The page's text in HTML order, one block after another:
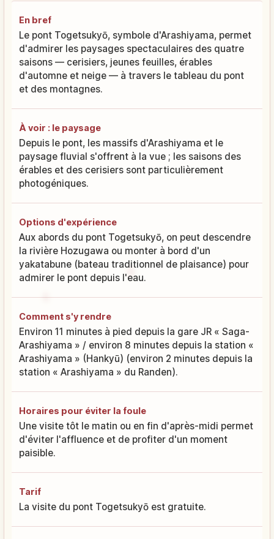
En bref
Le pont Togetsukyō, symbole d'Arashiyama, permet
d'admirer les paysages spectaculaires des quatre
saisons — cerisiers, jeunes feuilles, érables
d'automne et neige — à travers le tableau du pont
et des montagnes.
À voir : le paysage
Depuis le pont, les massifs d'Arashiyama et le
paysage fluvial s'offrent à la vue ; les saisons des
érables et des cerisiers sont particulièrement
photogéniques.
Options d'expérience
Aux abords du pont Togetsukyō, on peut descendre
la rivière Hozugawa ou monter à bord d'un
yakatabune (bateau traditionnel de plaisance) pour
admirer le pont depuis l'eau.
Comment s'y rendre
Environ 11 minutes à pied depuis la gare JR « Saga-
Arashiyama » / environ 8 minutes depuis la station «
Arashiyama » (Hankyū) (environ 2 minutes depuis la
station « Arashiyama » du Randen).
Horaires pour éviter la foule
Une visite tôt le matin ou en fin d'après-midi permet
d'éviter l'affluence et de profiter d'un moment
paisible.
Tarif
La visite du pont Togetsukyō est gratuite.